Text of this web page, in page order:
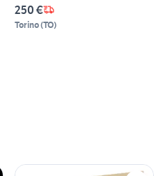
250 €
Torino(TO)